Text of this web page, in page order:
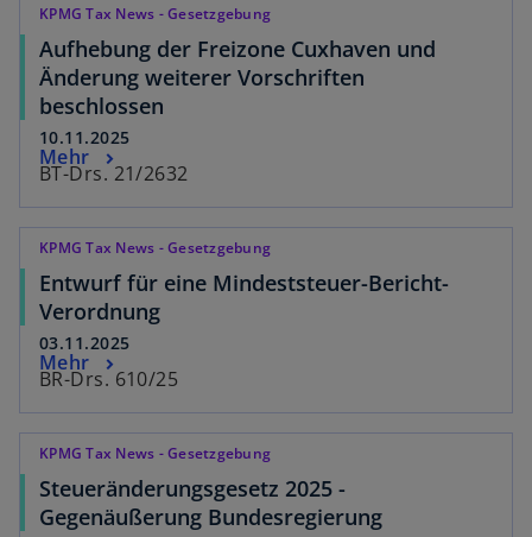
KPMG Tax News - Gesetzgebung
Aufhebung der Freizone Cuxhaven und
Änderung weiterer Vorschriften
beschlossen
10.11.2025
BT-Drs. 21/2632
Mehr
KPMG Tax News - Gesetzgebung
Entwurf für eine Mindeststeuer-Bericht-
Verordnung
03.11.2025
BR-Drs. 610/25
Mehr
KPMG Tax News - Gesetzgebung
Steueränderungsgesetz 2025 -
Gegenäußerung Bundesregierung